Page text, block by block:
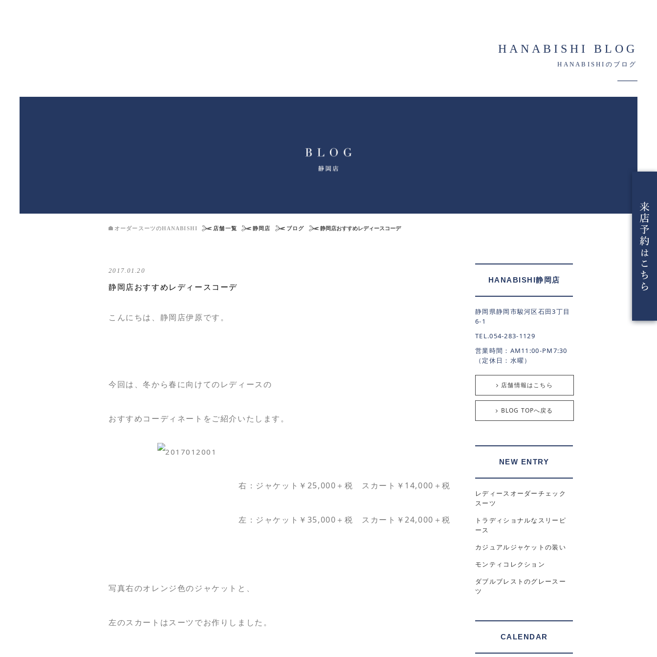
HANABISHI BLOG
HANABISHIのブログ
オーダースーツのHANABISHI 店舗一覧 静岡店 ブログ 静岡店おすすめレディースコーデ
2017.01.20
静岡店おすすめレディースコーデ
こんにちは、静岡店伊原です。
今回は、冬から春に向けてのレディースの
おすすめコーディネートをご紹介いたします。
右：ジャケット￥25,000＋税 スカート￥14,000＋税
左：ジャケット￥35,000＋税 スカート￥24,000＋税
写真右のオレンジ色のジャケットと、
左のスカートはスーツでお作りしました。
HANABISHI静岡店
静岡県静岡市駿河区石田3丁目
6-1
TEL.054-283-1129
営業時間：AM11:00-PM7:30
（定休日：水曜）
店舗情報はこちら
BLOG TOPへ戻る
NEW ENTRY
レディースオーダーチェック
スーツ
トラディショナルなスリーピ
ース
カジュアルジャケットの装い
モンティコレクション
ダブルブレストのグレースー
ツ
CALENDAR